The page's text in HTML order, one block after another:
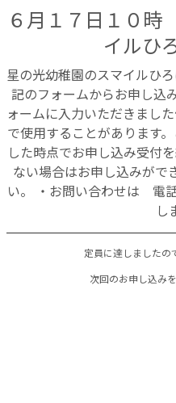
６月１７日１０
イルひ
星の光幼稚園のスマイルひ
記のフォームからお申し込
ォームに入力いただきまし
で使用することがあります
した時点でお申し込み受付
ない場合はお申し込みがで
い。 ・お問い合わせは 電
し
次回のお申し込み